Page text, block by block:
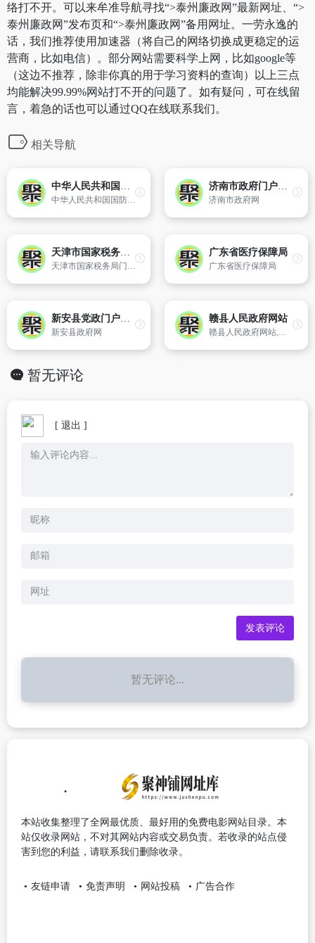
络打不开。可以来牟准导航寻找“>泰州廉政网”最新网址、“>
泰州廉政网”发布页和“>泰州廉政网”备用网址。一劳永逸的
话，我们推荐使用加速器（将自己的网络切换成更稳定的运
营商，比如电信）。部分网站需要科学上网，比如google等
（这边不推荐，除非你真的用于学习资料的查询）以上三点
均能解决99.99%网站打不开的问题了。如有疑问，可在线留
言，着急的话也可以通过QQ在线联系我们。
相关导航
中华人民共和国国防部
中华人民共和国国防部官方网站
济南市政府门户网站
济南市政府网
天津市国家税务局门户网站
天津市国家税务局门户网站以服务纳税人、服务税收征管、服务经济税收中心工作为导向,是税法宣传的传媒、纳税服务的平台、征纳互动的纽带和政务公开的窗口。该网站是集税务新闻发布、政务信息公开、税务文化传播、网上办税服务、税收法规查询和税收在线互动等功能于一体的部门服务型网站。通过天津市国家税务局网
广东省医疗保障局
广东省医疗保障局
新安县党政门户网站
新安县政府网
赣县人民政府网站
赣县人民政府网站,赣县是中国江西省赣州市所辖的一个县。位于江西省南部,赣州市中部,赣江上游,环绕赣州市区,东经114?42′-115?22′、北纬25?26′-26?17′。总面积2993平方千米。总人口61万人,其中非农业人口8.3万人。距今已有2200多年的悠久历史,是千里赣江第一县和“中国板鸭之乡”。
暂无评论
[ 退出 ]
暂无评论...
本站收集整理了全网最优质、最好用的免费电影网站目录。本
站仅收录网站，不对其网站内容或交易负责。若收录的站点侵
害到您的利益，请联系我们删除收录。
友链申请 免责声明 网站投稿 广告合作